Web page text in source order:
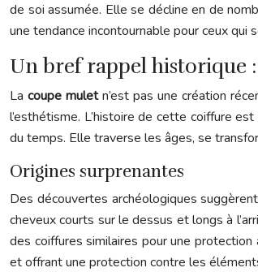
de soi assumée. Elle se décline en de
une tendance incontournable pour ceux qui
Un bref rappel historique
Lacoupe muletn’est pas une création
l’esthétisme. L’histoire de cette coiffure
du temps. Elle traverse les âges, se
Origines surprenantes
Des découvertes archéologiques
cheveux courts sur le dessus et longs à
des coiffures similaires pour une
et offrant une protection contre les